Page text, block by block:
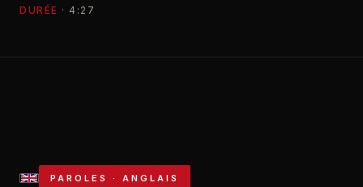
DURÉE · 4:27
PAROLES · ANGLAIS